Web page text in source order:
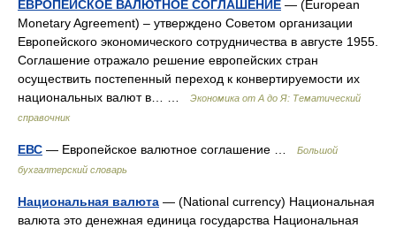
ЕВРОПЕЙСКОЕ ВАЛЮТНОЕ СОГЛАШЕНИЕ — (European
Monetary Agreement) – утверждено Советом организации
Европейского экономического сотрудничества в августе 1955.
Соглашение отражало решение европейских стран
осуществить постепенный переход к конвертируемости их
национальных валют в… …
Экономика от А до Я: Тематический
справочник
ЕВС — Европейское валютное соглашение …
Большой
бухгалтерский словарь
Национальная валюта — (National currency) Национальная
валюта это денежная единица государства Национальная